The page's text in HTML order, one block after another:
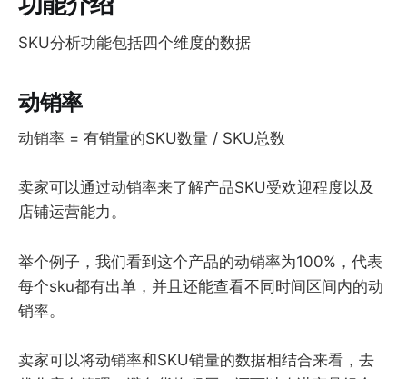
SKU分析功能包括四个维度的数据
动销率
动销率 = 有销量的SKU数量 / SKU总数
卖家可以通过动销率来了解产品SKU受欢迎程度以及
店铺运营能力。
举个例子，我们看到这个产品的动销率为100%，代表
每个sku都有出单，并且还能查看不同时间区间内的动
销率。
卖家可以将动销率和SKU销量的数据相结合来看，去